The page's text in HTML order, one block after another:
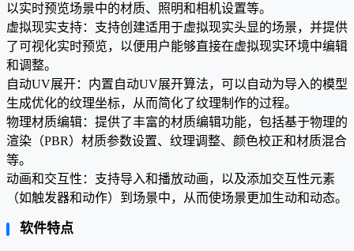
以实时预览场景中的材质、照明和相机设置等。
虚拟现实支持：支持创建适用于虚拟现实头显的场景，并提供
了可视化实时预览，以便用户能够直接在虚拟现实环境中编辑
和调整。
自动UV展开：内置自动UV展开算法，可以自动为导入的模型
生成优化的纹理坐标，从而简化了纹理制作的过程。
物理材质编辑：提供了丰富的材质编辑功能，包括基于物理的
渲染（PBR）材质参数设置、纹理调整、颜色校正和材质混合
等。
动画和交互性：支持导入和播放动画，以及添加交互性元素
（如触发器和动作）到场景中，从而使场景更加生动和动态。
软件特点